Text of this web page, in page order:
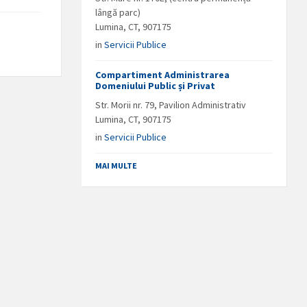
lângă parc)
Lumina, CT, 907175
inServicii Publice
Compartiment Administrarea
Domeniului Public și Privat
Str. Morii nr. 79, Pavilion Administrativ
Lumina, CT, 907175
inServicii Publice
MAI MULTE